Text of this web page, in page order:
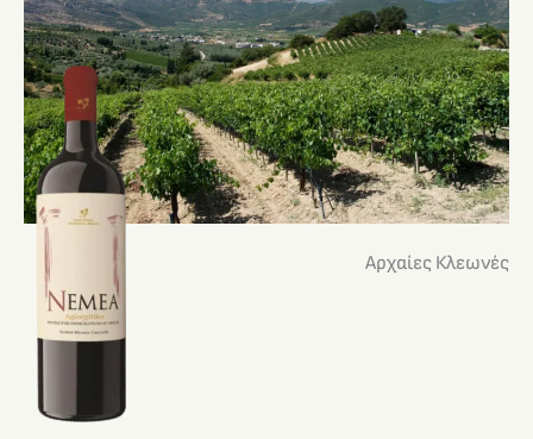
Αρχαίες Κλεωνές